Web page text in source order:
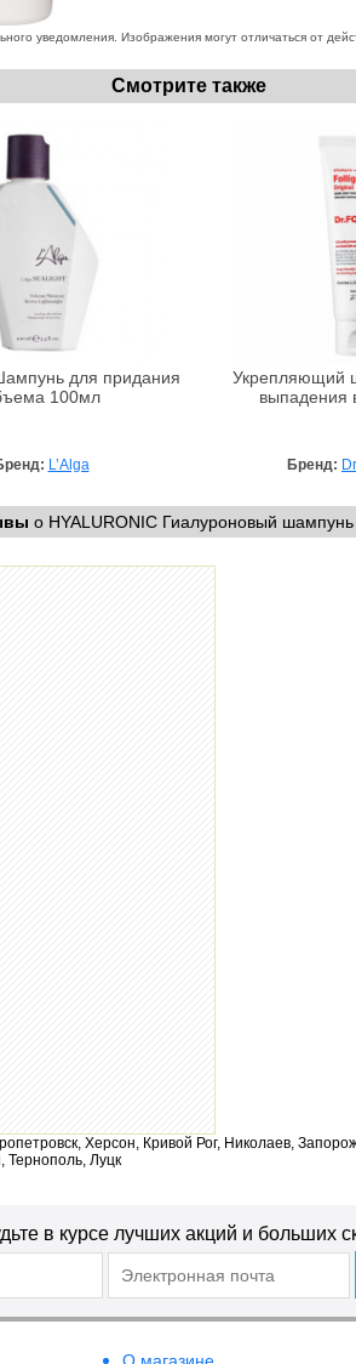
уведомления. Изображения могут отличаться от
Смотрите также
для придания
100мл
L’Alga
Укрепляющий
выпадения
Бренд:
о HYALURONIC Гиалуроновый
Херсон, Кривой Рог, Николаев,
Луцк
в курсе лучших акций и больших
О магазине